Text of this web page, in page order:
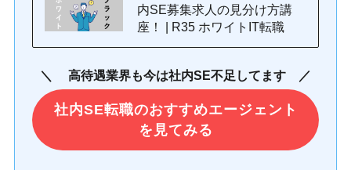
内SE募集求人の見分け方講
座！ | R35 ホワイトIT転職
＼ 高待遇業界も今は社内SE不足してます ／
社内SE転職のおすすめエージェント
を見てみる